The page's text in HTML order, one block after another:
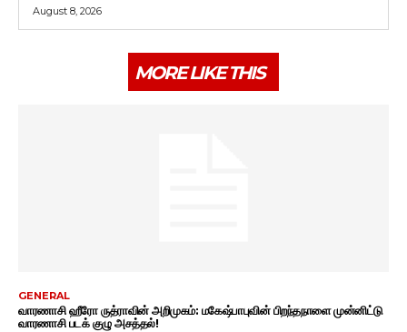
August 8, 2026
MORE LIKE THIS
GENERAL
வாரணாசி ஹீரோ ருத்ராவின் அறிமுகம்: மகேஷ்பாபுவின் பிறந்தநாளை முன்னிட்டு
வாரணாசி படக் குழு அசத்தல்!